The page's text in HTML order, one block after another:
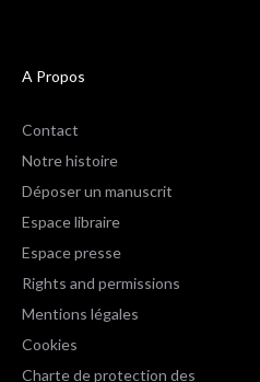
A Propos
Contact
Notre histoire
Déposer un manuscrit
Espace libraire
Espace presse
Rights and permissions
Mentions légales
Cookies
Charte de protection des